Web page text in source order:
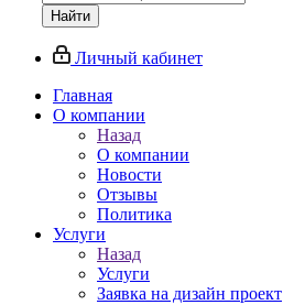
Найти
Личный кабинет
Главная
О компании
Назад
О компании
Новости
Отзывы
Политика
Услуги
Назад
Услуги
Заявка на дизайн проект